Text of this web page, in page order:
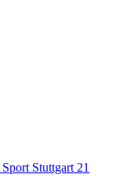
Sport Stuttgart 21